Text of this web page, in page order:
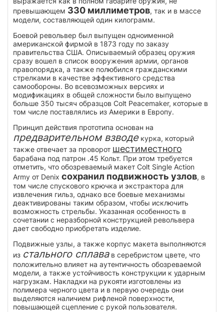
превышающем 330 миллиметров, так и в массе
модели, составляющей один килограмм.
Боевой револьвер был выпущен одноименной
американской фирмой в 1873 году по заказу
правительства США. Описываемый образец оружия
сразу вошел в список вооружения армии, органов
правопорядка, а также полюбился гражданскими
стрелками в качестве эффективного средства
самообороны. Во всевозможных версиях и
модификациях в общей сложности было выпущено
больше 350 тысяч образцов Colt Peacemaker, которые в
том числе поставлялись из Америки в Европу.
Принцип действия прототипа основан на
предварительном взводекурка, который
также отвечает за проворот шестиместного
барабана под патрон .45 Кольт. При этом требуется
отметить, что обозреваемый макет Colt Single Action
Army от Denix сохранил подвижность узлов, в
том числе спускового крючка и экстрактора для
извлечения гильз, однако все боевые механизмы
деактивированы таким образом, чтобы исключить
возможность стрельбы. Указанная особенность в
сочетании с неразборной конструкцией револьвера
дает свободно приобретать изделие.
Подвижные узлы, а также корпус макета выполняются
из стального сплавав серебристом цвете, что
положительно влияет на аутентичность обозреваемой
модели, а также устойчивость конструкции к ударным
нагрузкам. Накладки на рукояти изготовлены из
полимера черного цвета и в первую очередь они
выделяются наличием рифленой поверхности,
повышающей сцепление с рукой пользователя.